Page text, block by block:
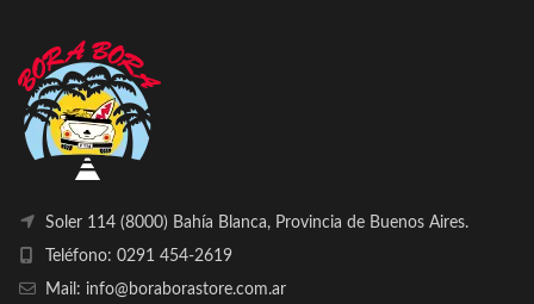
Soler 114 (8000) Bahía Blanca, Provincia de Buenos Aires.
Teléfono: 0291 454-2619
Mail: info@boraborastore.com.ar